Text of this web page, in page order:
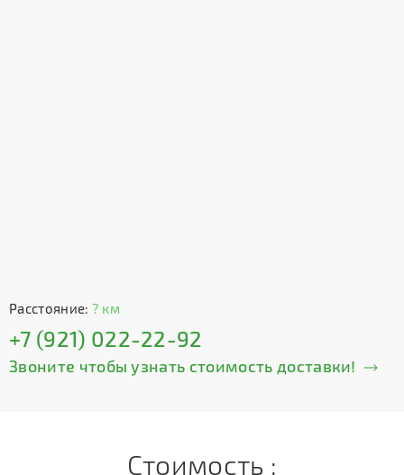
Расстояние: ? км
+7 (921) 022-22-92
Звоните чтобы узнать стоимость доставки!
Стоимость :